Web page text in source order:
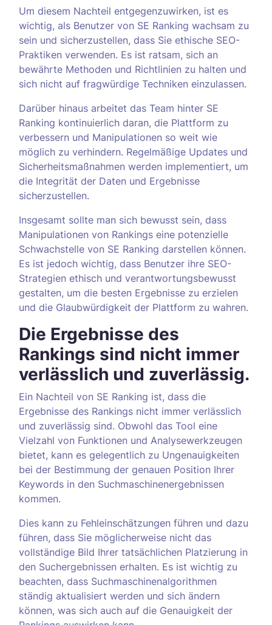
Um diesem Nachteil entgegenzuwirken, ist es
wichtig, als Benutzer von SE Ranking wachsam zu
sein und sicherzustellen, dass Sie ethische SEO-
Praktiken verwenden. Es ist ratsam, sich an
bewährte Methoden und Richtlinien zu halten und
sich nicht auf fragwürdige Techniken einzulassen.
Darüber hinaus arbeitet das Team hinter SE
Ranking kontinuierlich daran, die Plattform zu
verbessern und Manipulationen so weit wie
möglich zu verhindern. Regelmäßige Updates und
Sicherheitsmaßnahmen werden implementiert, um
die Integrität der Daten und Ergebnisse
sicherzustellen.
Insgesamt sollte man sich bewusst sein, dass
Manipulationen von Rankings eine potenzielle
Schwachstelle von SE Ranking darstellen können.
Es ist jedoch wichtig, dass Benutzer ihre SEO-
Strategien ethisch und verantwortungsbewusst
gestalten, um die besten Ergebnisse zu erzielen
und die Glaubwürdigkeit der Plattform zu wahren.
Die Ergebnisse des
Rankings sind nicht immer
verlässlich und zuverlässig.
Ein Nachteil von SE Ranking ist, dass die
Ergebnisse des Rankings nicht immer verlässlich
und zuverlässig sind. Obwohl das Tool eine
Vielzahl von Funktionen und Analysewerkzeugen
bietet, kann es gelegentlich zu Ungenauigkeiten
bei der Bestimmung der genauen Position Ihrer
Keywords in den Suchmaschinenergebnissen
kommen.
Dies kann zu Fehleinschätzungen führen und dazu
führen, dass Sie möglicherweise nicht das
vollständige Bild Ihrer tatsächlichen Platzierung in
den Suchergebnissen erhalten. Es ist wichtig zu
beachten, dass Suchmaschinenalgorithmen
ständig aktualisiert werden und sich ändern
können, was sich auch auf die Genauigkeit der